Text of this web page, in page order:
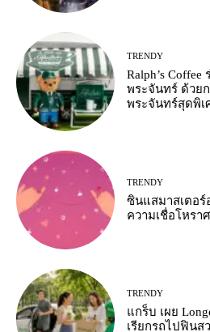
TRENDY
Ralph’s
พระจันทร์ ด้วย
พระจันทร์สุดพิเ
TRENDY
ซินแสมาสเตอร์
ความเชื่อโหรา
TRENDY
แกร็บ เผย
เรียกรถไปฟินส